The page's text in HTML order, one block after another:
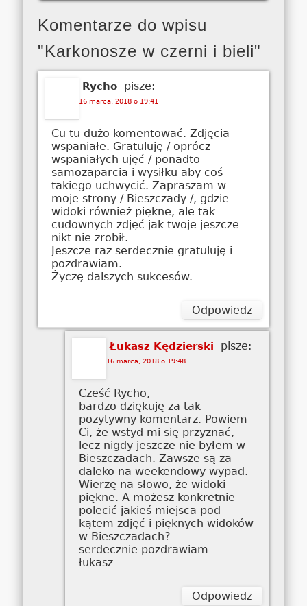
Komentarze do wpisu
"Karkonosze w czerni i bieli"
Rycho pisze:
16 marca, 2018 o 19:41
Cu tu dużo komentować. Zdjęcia
wspaniałe. Gratuluję / oprócz
wspaniałych ujęć / ponadto
samozaparcia i wysiłku aby coś
takiego uchwycić. Zapraszam w
moje strony / Bieszczady /, gdzie
widoki również piękne, ale tak
cudownych zdjęć jak twoje jeszcze
nikt nie zrobił.
Jeszcze raz serdecznie gratuluję i
pozdrawiam.
Życzę dalszych sukcesów.
Odpowiedz
Łukasz Kędzierski pisze:
16 marca, 2018 o 19:48
Cześć Rycho,
bardzo dziękuję za tak
pozytywny komentarz. Powiem
Ci, że wstyd mi się przyznać,
lecz nigdy jeszcze nie byłem w
Bieszczadach. Zawsze są za
daleko na weekendowy wypad.
Wierzę na słowo, że widoki
piękne. A możesz konkretnie
polecić jakieś miejsca pod
kątem zdjęć i pięknych widoków
w Bieszczadach?
serdecznie pozdrawiam
łukasz
Odpowiedz